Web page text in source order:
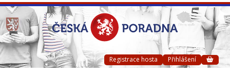
Registrace hosta Přihlášení